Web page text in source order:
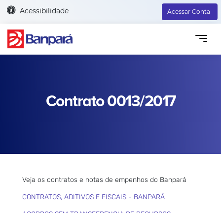
Acessibilidade Acessar Conta
Contrato 0013/2017
Veja os contratos e notas de empenhos do Banpará
CONTRATOS, ADITIVOS E FISCAIS - BANPARÁ